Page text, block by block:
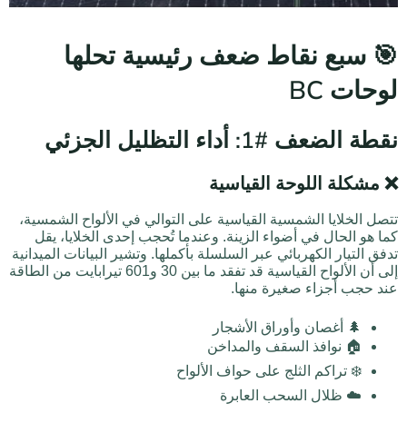
🎯 سبع نقاط ضعف رئيسية تحلها
لوحات BC
نقطة الضعف #1: أداء التظليل الجزئي
❌ مشكلة اللوحة القياسية
تتصل الخلايا الشمسية القياسية على التوالي في الألواح الشمسية،
كما هو الحال في أضواء الزينة. وعندما تُحجب إحدى الخلايا، يقل
تدفق التيار الكهربائي عبر السلسلة بأكملها. وتشير البيانات الميدانية
إلى أن الألواح القياسية قد تفقد ما بين 30 و601 تيرابايت من الطاقة
عند حجب أجزاء صغيرة منها.
🌲 أغصان وأوراق الأشجار
🏠 نوافذ السقف والمداخن
❄️ تراكم الثلج على حواف الألواح
☁️ ظلال السحب العابرة